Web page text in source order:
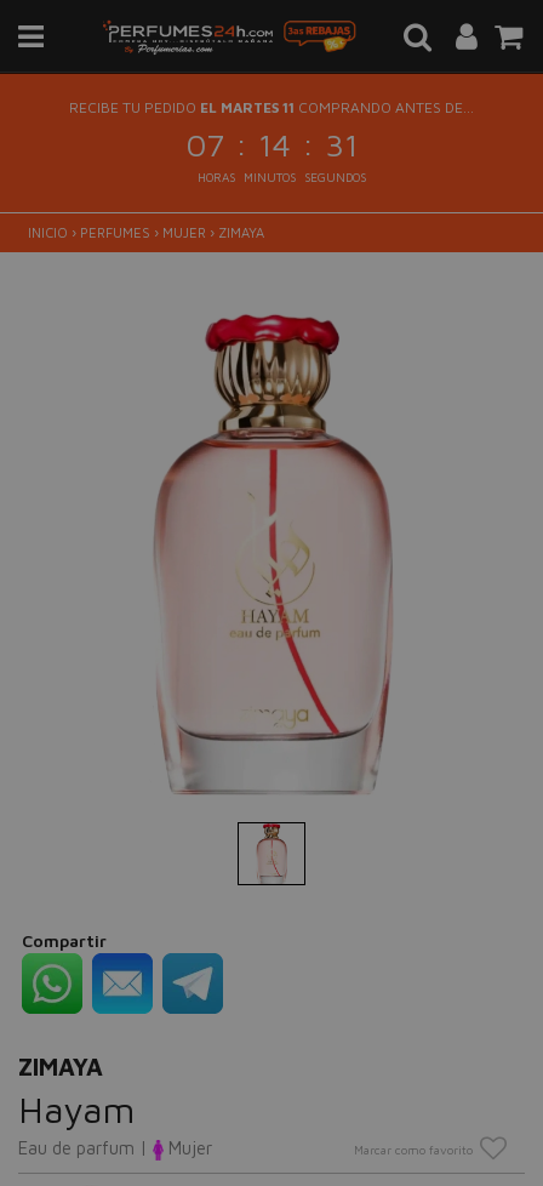
RECIBE TU PEDIDO EL MARTES 11 COMPRANDO ANTES DE...
07 : 14 : 31
HORAS MINUTOS SEGUNDOS
INICIO › PERFUMES › MUJER › ZIMAYA
Compartir
ZIMAYA
Hayam
Eau de parfum | Mujer Marcar como favorito